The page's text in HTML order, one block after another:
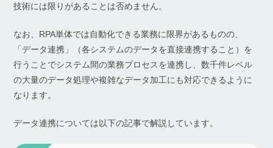
技術には限りがあることは否めません。
なお、RPA単体では自動化できる業務に限界があるものの、
「データ連携」（各システムのデータを直接連携すること）を
行うことでシステム間の業務プロセスを連携し、数千件レベル
の⼤量のデータ処理や複雑なデータ加工にも対応できるように
なります。
データ連携については以下の記事で解説しています。